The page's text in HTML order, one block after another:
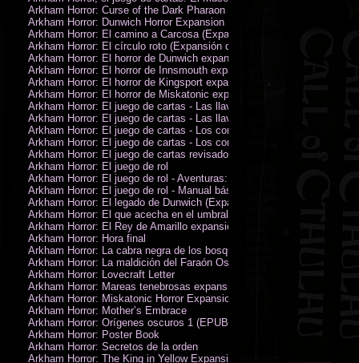
Arkham Horror: Curse of the Dark Pharaon Expansion
Arkham Horror: Dunwich Horror Expansion
Arkham Horror: El camino a Carcosa (Expansión de investigadores)
Arkham Horror: El círculo roto (Expansión de investigadores)
Arkham Horror: El horror de Dunwich expansión
Arkham Horror: El horror de Innsmouth expansión
Arkham Horror: El horror de Kingsport expansión
Arkham Horror: El horror de Miskatonic expansión
Arkham Horror: El juego de cartas - Las llaves escarlata - Campaña
Arkham Horror: El juego de cartas - Las llaves escarlata -
Arkham Horror: El juego de cartas - Los confines de la tierra -
Arkham Horror: El juego de cartas - Los confines de la tierra -
Arkham Horror: El juego de cartas revisado
Arkham Horror: El juego de rol
Arkham Horror: El juego de rol - Aventuras: Misterios de Arkham
Arkham Horror: El juego de rol - Manual básico
Arkham Horror: El legado de Dunwich (Expansión de investigadores)
Arkham Horror: El que acecha en el umbral expansión
Arkham Horror: El Rey de Amarillo expansión
Arkham Horror: Hora final
Arkham Horror: La cabra negra de los bosques expansión
Arkham Horror: La maldición del Faraón Oscuro expansión (revisada)
Arkham Horror: Lovecraft Letter
Arkham Horror: Mareas tenebrosas expansión
Arkham Horror: Miskatonic Horror Expansion
Arkham Horror: Mother’s Embrace
Arkham Horror: Orígenes oscuros 1 (EPUB)
Arkham Horror: Poster Book
Arkham Horror: Secretos de la orden
Arkham Horror: The King in Yellow Expansion